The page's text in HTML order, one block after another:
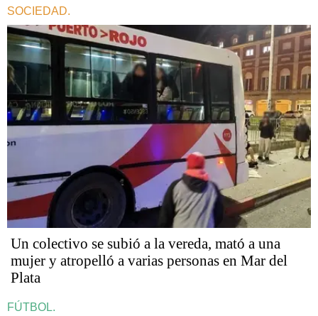
SOCIEDAD.
Un colectivo se subió a la vereda, mató a una
mujer y atropelló a varias personas en Mar del
Plata
FÚTBOL.